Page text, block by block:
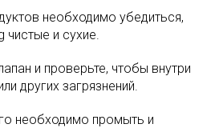
необходимо убедиться,
чистые и сухие.
и проверьте, чтобы внутри
других загрязнений.
необходимо промыть и